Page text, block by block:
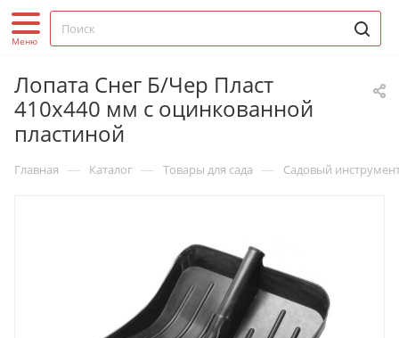
Лопата Снег Б/Чер Пласт
410х440 мм с оцинкованной
пластиной
Главная — Каталог — Товары для сада — Садовый